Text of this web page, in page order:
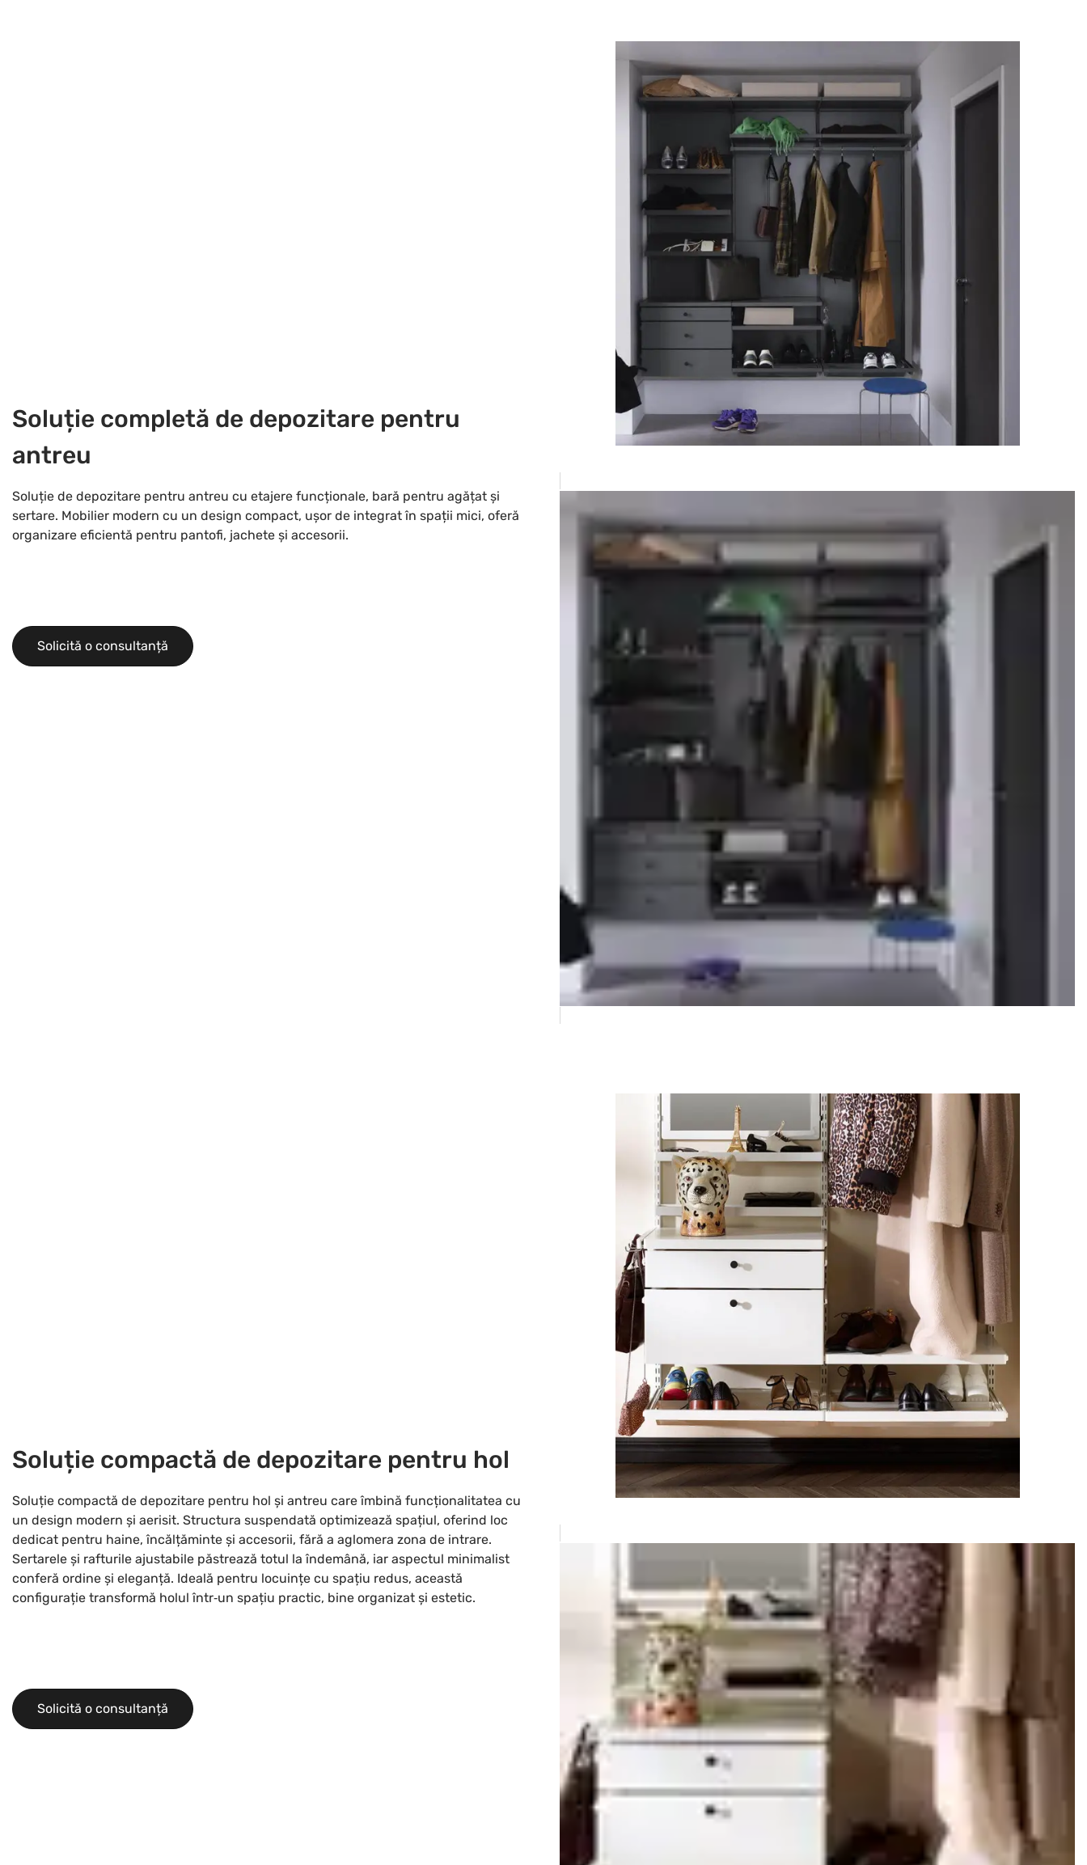
Soluție completă de depozitare pentru
antreu
Soluție de depozitare pentru antreu cu etajere funcționale, bară pentru agățat și
sertare. Mobilier modern cu un design compact, ușor de integrat în spații mici, oferă
organizare eficientă pentru pantofi, jachete și accesorii.
Solicită o consultanță
Soluție compactă de depozitare pentru hol
Soluție compactă de depozitare pentru hol și antreu care îmbină funcționalitatea cu
un design modern și aerisit. Structura suspendată optimizează spațiul, oferind loc
dedicat pentru haine, încălțăminte și accesorii, fără a aglomera zona de intrare.
Sertarele și rafturile ajustabile păstrează totul la îndemână, iar aspectul minimalist
conferă ordine și eleganță. Ideală pentru locuințe cu spațiu redus, această
configurație transformă holul într‑un spațiu practic, bine organizat și estetic.
Solicită o consultanță